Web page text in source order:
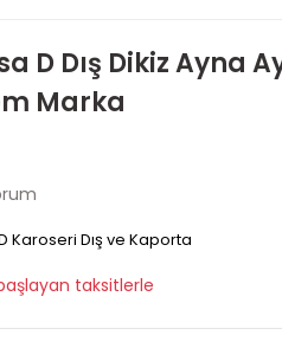
D Dış Dikiz Ayna
Marka
Karoseri Dış ve Kaporta
taksitlerle